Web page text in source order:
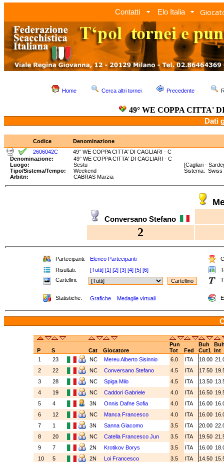
Contatti Elo Italia
Home Cerca altri tornei Precedente
49° WE COPPA CITTA'
Dati
Codice
Denominazione
2606042C
49° WE COPPA CITTA' DI CAGLIARI - C
Denominazione:
49° WE COPPA CITTA' DI CAGLIARI - C
Luogo:
Sestu
[Cagliari -
Tipo/Sistema/Tempo:
Weekend
Sistema:
Arbitri:
CABRAS Marzia
Conversano Stefano
2
Partecipanti: Elenco Partecipanti
Risultati:
[Tutti] [1] [2] [3] [4] [5] [6]
Cartellini:
Statistiche: Grafiche Medaglie virtuali
Pun Buh
P
S Cat Giocatore Tot Fed Cut1 Int
1
23 NC Mereu Alberto Sisinnio 6.0 ITA 18.00
2
22 NC Conversano Stefano 4.5 ITA 17.50
3
28 NC Spiga Milo 4.5 ITA 13.50
4
19 NC Caddori Gabriele 4.0 ITA 16.50
5
4 3N Onnis Dafne Sofia 4.0 ITA 16.00
6
12 NC Manca Francesco 4.0 ITA 16.00
7
1 3N Sanna Giacomo 3.5 ITA 20.00
8
20 NC Catella Francesco Jun 3.5 ITA 19.50
9
7 2N Krotikov Borys 3.5 ITA 16.00
10
5 2N Loi Francesco 3.5 ITA 14.50